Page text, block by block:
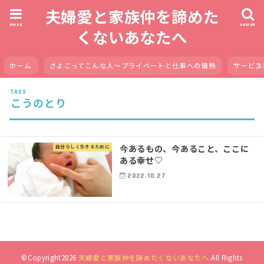
夫婦愛と家族仲を諦めた
くないあなたへ
search
menu
ホーム さよこってこんな人〜プライベートと仕事への情熱 サービ
こうのとり
自分らしく生きるために
今あるもの、今あること、ここに
ある幸せ♡
2022.10.27
©Copyright2026 夫婦愛と家族仲を諦めたくないあなたへ.All Rights